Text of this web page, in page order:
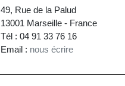
49, Rue de la Palud
13001 Marseille - France
Tél : 04 91 33 76 16
Email : nous écrire